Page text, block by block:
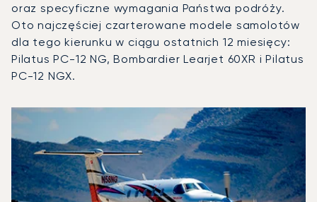
oraz specyficzne wymagania Państwa podróży.
Oto najczęściej czarterowane modele samolotów
dla tego kierunku w ciągu ostatnich 12 miesięcy:
Pilatus PC-12 NG, Bombardier Learjet 60XR i Pilatus
PC-12 NGX.
Zdjęcie samolotu
Model samolotu
Miejsca
Prędkość (km/h)
Prędkość (węzły)Zasięg (km)
Zasięg (NM)